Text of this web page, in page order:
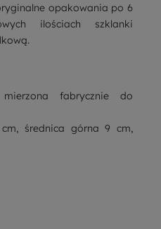
opakowania po 6
ilościach szklanki
fabrycznie do
średnica górna 9 cm,